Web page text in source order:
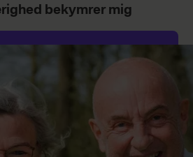
bekymrer mig